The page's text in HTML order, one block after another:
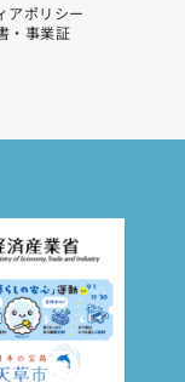
アポリシー
・事業証